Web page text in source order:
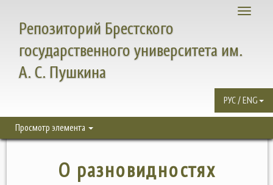
Toggle
Репозиторий Брестского
государственного университета им.
А. С. Пушкина
РУС / ENG
Просмотр элемента
О разновидностях